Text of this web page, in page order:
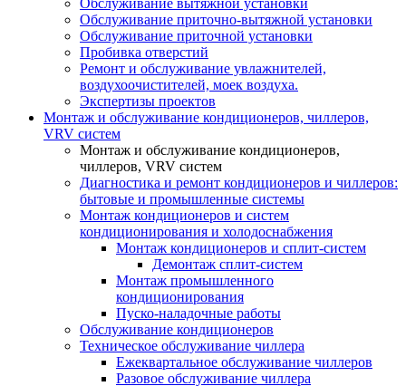
Обслуживание вытяжной установки
Обслуживание приточно-вытяжной установки
Обслуживание приточной установки
Пробивка отверстий
Ремонт и обслуживание увлажнителей,
воздухоочистителей, моек воздуха.
Экспертизы проектов
Монтаж и обслуживание кондиционеров, чиллеров,
VRV систем
Монтаж и обслуживание кондиционеров,
чиллеров, VRV систем
Диагностика и ремонт кондиционеров и чиллеров:
бытовые и промышленные системы
Монтаж кондиционеров и систем
кондиционирования и холодоснабжения
Монтаж кондиционеров и сплит-систем
Демонтаж сплит-систем
Монтаж промышленного
кондиционирования
Пуско-наладочные работы
Обслуживание кондиционеров
Техническое обслуживание чиллера
Ежеквартальное обслуживание чиллеров
Разовое обслуживание чиллера